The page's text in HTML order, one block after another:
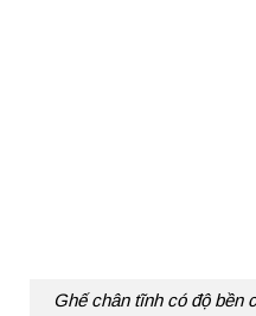
Ghế chân tĩnh có độ bền